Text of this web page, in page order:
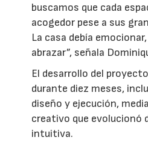
buscamos que cada
acogedor pese a sus
La casa debía
abrazar”, señala
El desarrollo del
durante diez meses,
diseño y ejecución,
creativo que evolucionó
intuitiva.